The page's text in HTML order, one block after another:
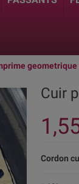
Cuir
Cordon